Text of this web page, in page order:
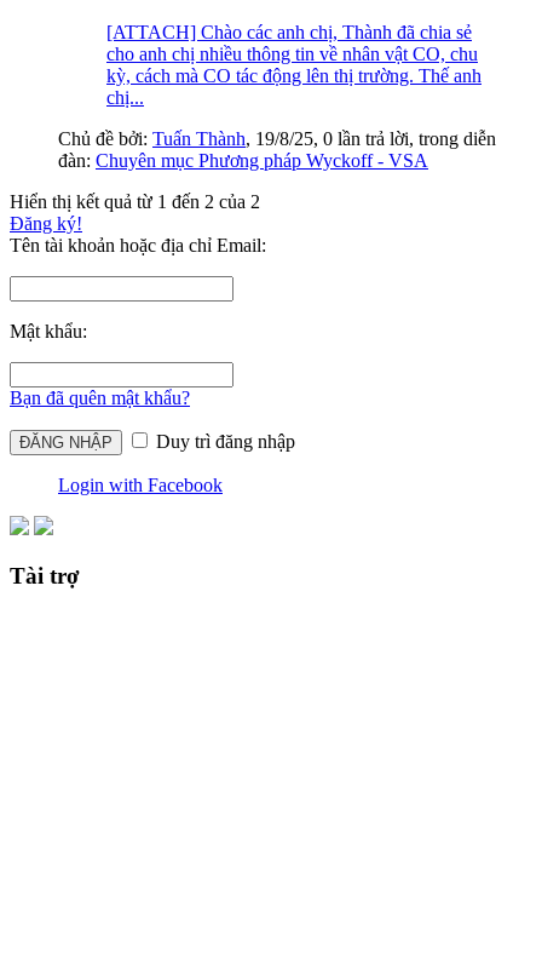
[ATTACH] Chào các anh chị, Thành đã chia sẻ
cho anh chị nhiều thông tin về nhân vật CO, chu
kỳ, cách mà CO tác động lên thị trường. Thế anh
chị...
Chủ đề bởi: Tuấn Thành, 19/8/25, 0 lần trả lời, trong diễn
đàn: Chuyên mục Phương pháp Wyckoff - VSA
Hiển thị kết quả từ 1 đến 2 của 2
Đăng ký!
Tên tài khoản hoặc địa chỉ Email:
Mật khẩu:
Bạn đã quên mật khẩu?
Duy trì đăng nhập
Login with Facebook
Tài trợ